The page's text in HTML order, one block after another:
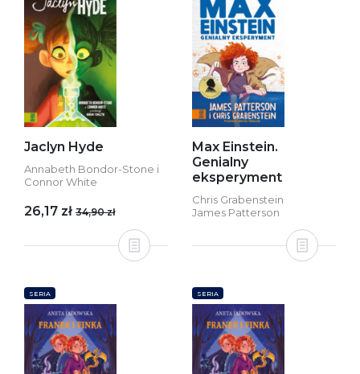
Jaclyn Hyde
Annabeth Bondor-Stone i
Connor White
26,17 zł 34,90 zł
Max Einstein.
Genialny
eksperyment
Chris Grabenstein
James Patterson
SERIA SERIA